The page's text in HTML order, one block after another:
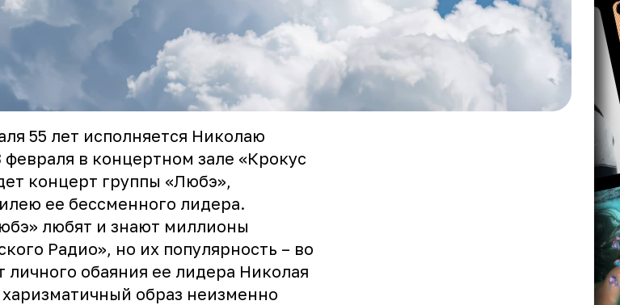
55 лет исполняется Николаю
февраля в концертном зале «Крокус
концерт группы «Любэ»,
ее бессменного лидера.
любят и знают миллионы
Радио», но их популярность – во
личного обаяния ее лидера Николая
харизматичный образ неизменно